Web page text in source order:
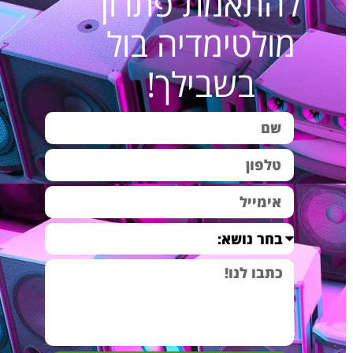
מערכת סאונד לעסק
Fun music B-6
מערכת סאונד לעסקים
ולחנויות איכותית
למוזיקת אווירה ייחודית
₪4,490.00
הפתעה לגבר – מערכת
קולנוע ביתי איכותית
מערכת סאונד וקולנוע
₪4,790.00
מתנה מיוחדת לגבר –
קולנוע ביתי לגינה
ביתי למרפסת ולגינה
₪4,790.00
מתנה מקורית לגבר –
חוויה בסלון B1
₪4,950.00
מערכת רמקולים
home A4
מולטימדיה בול
בשבילך!